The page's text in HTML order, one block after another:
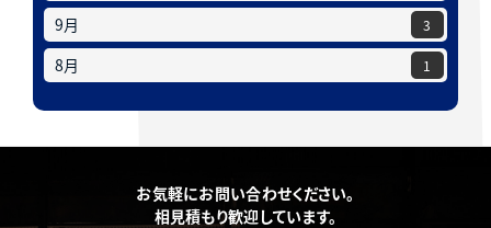
9月 3
8月 1
お気軽にお問い合わせください。
相見積もり歓迎しています。